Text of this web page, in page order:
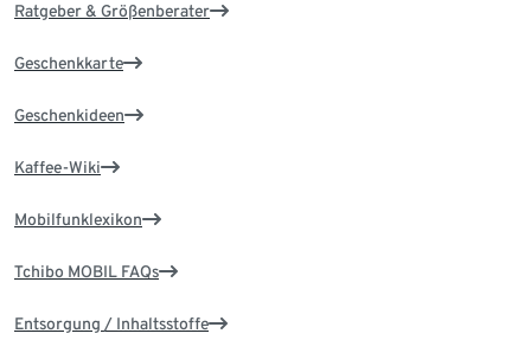
Ratgeber & Größenberater
Geschenkkarte
Geschenkideen
Kaffee-Wiki
Mobilfunklexikon
Tchibo MOBIL FAQs
Entsorgung / Inhaltsstoffe